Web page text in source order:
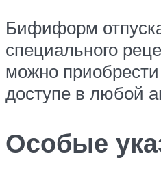
Бифиформ
специального
можно
доступе в любой
Особые